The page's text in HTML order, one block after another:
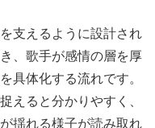
支えるように設計され
、歌手が感情の層を厚
具体化する流れです。
えると分かりやすく、
揺れる様子が読み取れ